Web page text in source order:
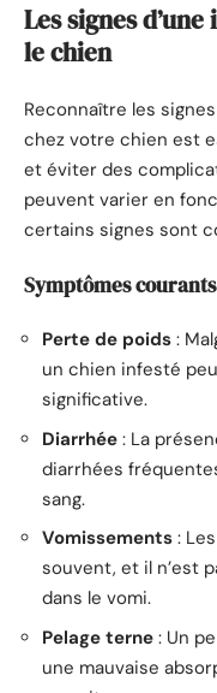
Les signes
le chien
Reconnaître les signes
chez votre chien est
et éviter des
peuvent varier en
certains signes sont
Symptômes courants
Perte de poids :
un chien infesté
significative.
Diarrhée : La
diarrhées
sang.
Vomissements :
souvent, et il n’est
dans le vomi.
Pelage terne : Un
une mauvaise